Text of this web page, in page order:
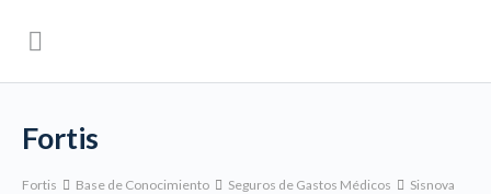
Fortis
Fortis Base de Conocimiento Seguros de Gastos Médicos
Sisnova